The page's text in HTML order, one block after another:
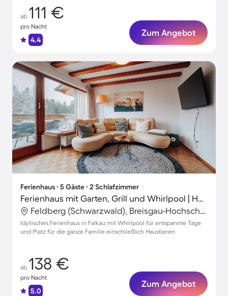
ab 111 €
pro Nacht
4.4
Zum Angebot
Ferienhaus ∙ 5 Gäste ∙ 2 Schlafzimmer
Ferienhaus mit Garten, Grill und Whirlpool | Hunde erlaubt
Feldberg (Schwarzwald), Breisgau-Hochschwarzwald, Deutschland
Idyllisches Ferienhaus in Falkau mit Whirlpool für entspannte Tage
und Platz für die ganze Familie einschließlich Haustieren
ab 138 €
pro Nacht
5.0
Zum Angebot